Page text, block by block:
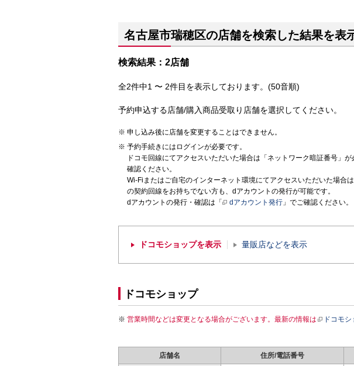
名古屋市瑞穂区の店舗を検索した結果を表
検索結果：2店舗
全2件中1 〜 2件目を表示しております。(50音順)
予約申込する店舗/購入商品受取り店舗を選択してください。
申し込み後に店舗を変更することはできません。
予約手続きにはログインが必要です。
ドコモ回線にてアクセスいただいた場合は「ネットワーク暗証番号」
確認ください。
Wi-Fiまたはご自宅のインターネット環境にてアクセスいただいた場合
の契約回線をお持ちでない方も、dアカウントの発行が可能です。
dアカウントの発行・確認は「
dアカウント発行 」でご確認ください。
ドコモショップを表示 量販店などを表示
ドコモショップ
営業時間などは変更となる場合がございます。最新の情報は ドコモ
店舗名 住所/電話番号